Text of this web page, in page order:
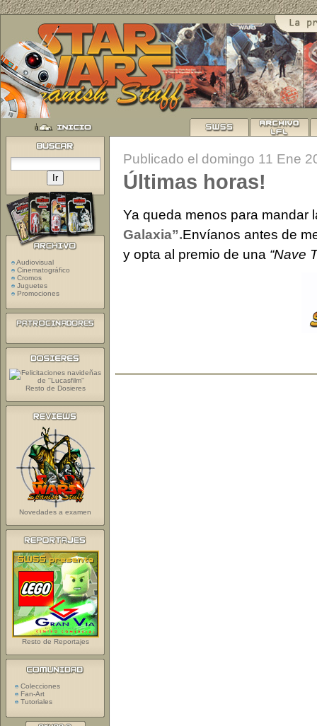
Publicado el domingo 11 Ene
Últimas horas!
Ya queda menos para mandar
Galaxia”.Envíanos antes de
y opta al premio de una “Nave
Audiovisual
Cinematográfico
Cromos
Juguetes
Promociones
Resto de Dosieres
Novedades a examen
Resto de Reportajes
Colecciones
Fan-Art
Tutoriales